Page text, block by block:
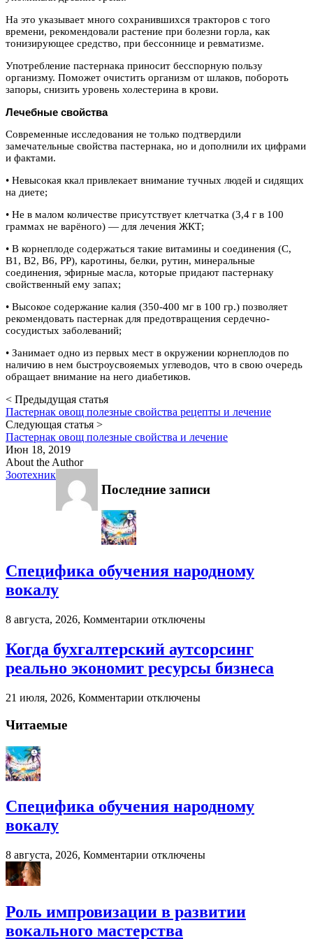
На это указывает много сохранившихся тракторов с того
времени, рекомендовали растение при болезни горла, как
тонизирующее средство, при бессоннице и ревматизме.
Употребление пастернака приносит бесспорную пользу
организму. Поможет очистить организм от шлаков, побороть
запоры, снизить уровень холестерина в крови.
Лечебные свойства
Современные исследования не только подтвердили
замечательные свойства пастернака, но и дополнили их цифрами
и фактами.
• Невысокая ккал привлекает внимание тучных людей и сидящих
на диете;
• Не в малом количестве присутствует клетчатка (3,4 г в 100
граммах не варёного) — для лечения ЖКТ;
• В корнеплоде содержаться такие витамины и соединения (С,
В1, В2, В6, РР), каротины, белки, рутин, минеральные
соединения, эфирные масла, которые придают пастернаку
свойственный ему запах;
• Высокое содержание калия (350-400 мг в 100 гр.) позволяет
рекомендовать пастернак для предотвращения сердечно-
сосудистых заболеваний;
• Занимает одно из первых мест в окружении корнеплодов по
наличию в нем быстроусвояемых углеводов, что в свою очередь
обращает внимание на него диабетиков.
< Предыдущая статья
Пастернак овощ полезные свойства рецепты и лечение
Следующая статья >
Пастернак овощ полезные свойства и лечение
Июн 18, 2019
About the Author
Зоотехник
Последние записи
Специфика обучения народному
вокалу
8 августа, 2026, Комментарии к
Специфика
обучения
народному
отключены
Когда бухгалтерский аутсорсинг
реально экономит ресурсы бизнеса
21 июля, 2026, Комментарии котключены
Читаемые
Специфика обучения народному
вокалу
8 августа, 2026, Комментарии к
вокалу
отключены
Роль импровизации в развитии
вокального мастерства